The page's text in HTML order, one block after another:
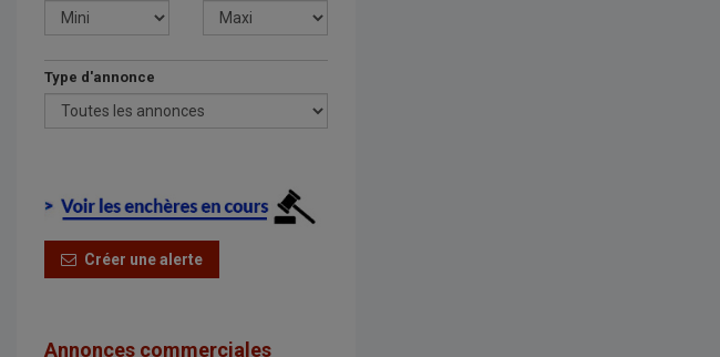
Type d'annonce
Créer une alerte
Annonces commerciales